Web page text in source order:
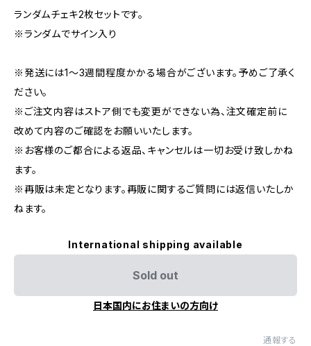
ランダムチェキ2枚セットです。
※ランダムでサイン入り
※発送には1〜3週間程度かかる場合がございます。予めご了承く
ださい。
※ご注文内容はストア側でも変更ができない為、注文確定前に
改めて内容のご確認をお願いいたします。
※お客様のご都合による返品、キャンセルは一切お受け致しかね
ます。
※再販は未定となります。再販に関するご質問には返信いたしか
ねます。
International shipping available
Sold out
日本国内にお住まいの方向け
通報する